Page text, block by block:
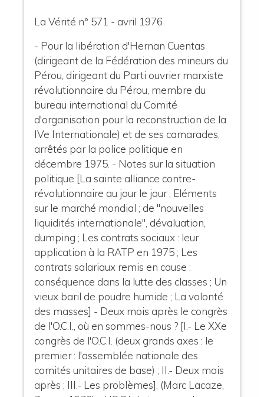
La Vérité n° 571 - avril 1976
- Pour la libération d'Hernan Cuentas
(dirigeant de la Fédération des mineurs du
Pérou, dirigeant du Parti ouvrier marxiste
révolutionnaire du Pérou, membre du
bureau international du Comité
d'organisation pour la reconstruction de la
IVe Internationale) et de ses camarades,
arrêtés par la police politique en
décembre 1975. - Notes sur la situation
politique [La sainte alliance contre-
révolutionnaire au jour le jour ; Eléments
sur le marché mondial ; de "nouvelles
liquidités internationale", dévaluation,
dumping ; Les contrats sociaux : leur
application à la RATP en 1975 ; Les
contrats salariaux remis en cause :
conséquence dans la lutte des classes ; Un
vieux baril de poudre humide ; La volonté
des masses] - Deux mois après le congrès
de l'O.C.I., où en sommes-nous ? [I.- Le XXe
congrès de l'O.C.I. (deux grands axes : le
premier : l'assemblée nationale des
comités unitaires de base) ; II.- Deux mois
après ; III.- Les problèmes], (Marc Lacaze,